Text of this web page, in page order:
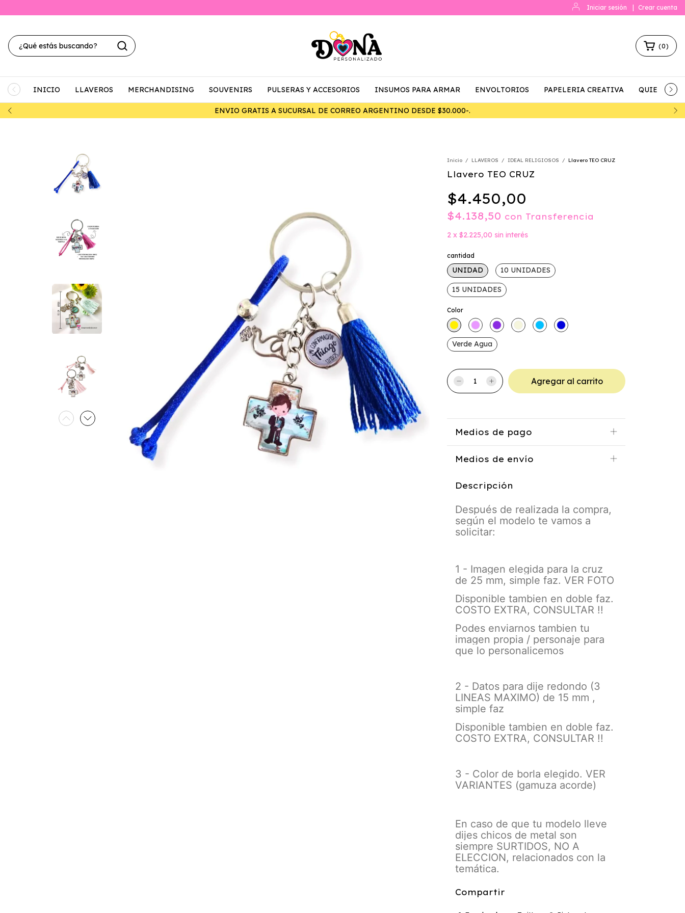
Iniciar sesión Crear cuenta
.
(0)
INICIO LLAVEROS MERCHANDISING SOUVENIRS PULSERAS Y ACCESORIOS INSUMOS PARA ARMAR ENVOLTORIOS PAPELERIA CREATIVA QUIENES
Inicio / LLAVEROS / IDEAL RELIGIOSOS / Llavero TEO CRUZ
Llavero TEO CRUZ
$4.450,00
$4.138,50 con Transferencia
2 x $2.225,00 sin interés
cantidad
UNIDAD 10 UNIDADES
15 UNIDADES
Color
Verde Agua
Medios de pago
Medios de envío
Descripción
Después de realizada la compra,
según el modelo te vamos a
solicitar:
1 - Imagen elegida para la cruz
de 25 mm, simple faz. VER FOTO
Disponible tambien en doble faz.
COSTO EXTRA, CONSULTAR !!
Podes enviarnos tambien tu
imagen propia / personaje para
que lo personalicemos
2 - Datos para dije redondo (3
LINEAS MAXIMO) de 15 mm ,
simple faz
Disponible tambien en doble faz.
COSTO EXTRA, CONSULTAR !!
3 - Color de borla elegido. VER
VARIANTES (gamuza acorde)
En caso de que tu modelo lleve
dijes chicos de metal son
siempre SURTIDOS, NO A
ELECCION, relacionados con la
temática.
Compartir